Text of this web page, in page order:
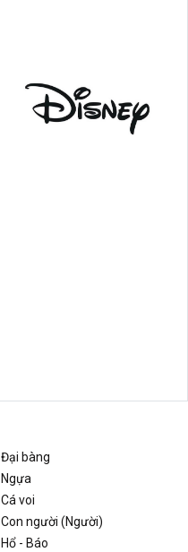
Đại bàng
Ngựa
Cá voi
Con người (Người)
Hổ - Báo